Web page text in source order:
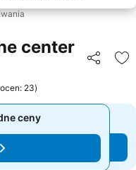
center
23)
ceny
ceny